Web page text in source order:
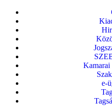
Kamarai
e-